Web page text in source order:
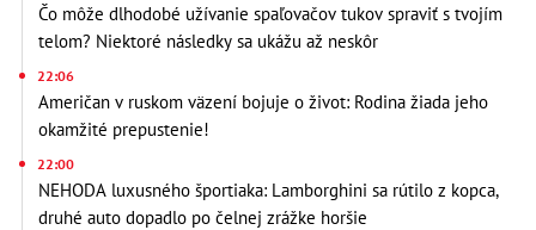
Čo môže dlhodobé užívanie spaľovačov tukov spraviť s tvojím
telom? Niektoré následky sa ukážu až neskôr
22:06
Američan v ruskom väzení bojuje o život: Rodina žiada jeho
okamžité prepustenie!
22:00
NEHODA luxusného športiaka: Lamborghini sa rútilo z kopca,
druhé auto dopadlo po čelnej zrážke horšie